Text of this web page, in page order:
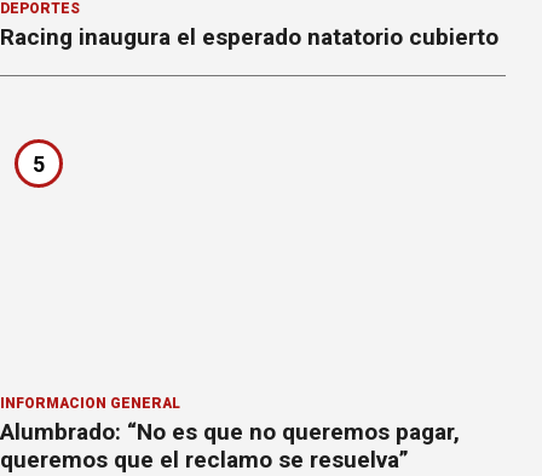
DEPORTES
Racing inaugura el esperado natatorio cubierto
5
INFORMACION GENERAL
Alumbrado: “No es que no queremos pagar,
queremos que el reclamo se resuelva”